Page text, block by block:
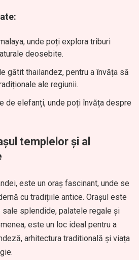
unde poți explora triburi
deosebite.
gătit thailandez, pentru a învăța să
ale regiunii.
de elefanți, unde poți învăța despre
templelor și al
este un oraș fascinant, unde se
cu tradițiile antice. Orașul este
splendide, palatele regale și
este un loc ideal pentru a
arhitectura traditională și viața